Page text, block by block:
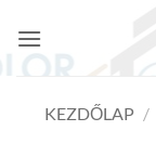
KEZDŐLAP /